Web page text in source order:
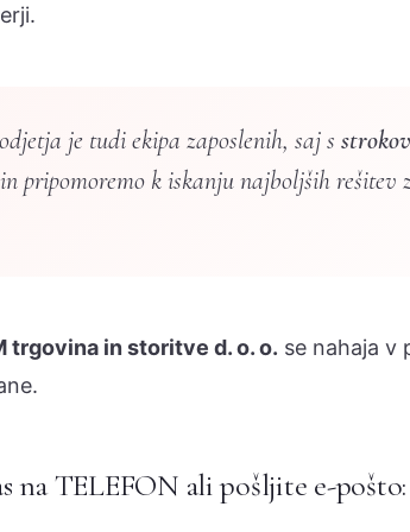
je tudi ekipa zaposlenih, saj s
pripomoremo k iskanju najboljših rešitev
trgovina in storitve d. o. o. se nahaja v
na TELEFON ali pošljite e-pošto: